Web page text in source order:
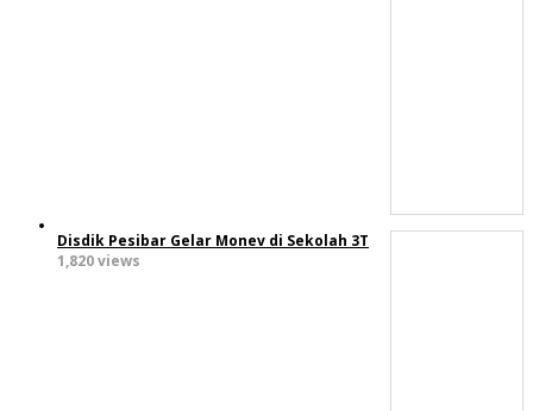
Disdik Pesibar Gelar Monev di Sekolah 3T
1,820 views